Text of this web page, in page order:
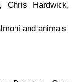
Chris Hardwick,
and animals